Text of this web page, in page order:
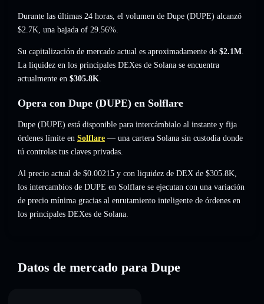
Durante las últimas 24 horas, el volumen de Dupe (DUPE) alcanzó
$2.7K, una bajada of 29.56%.
Su capitalización de mercado actual es aproximadamente de $2.1M.
La liquidez en los principales DEXes de Solana se encuentra
actualmente en $305.8K.
Opera con Dupe (DUPE) en Solflare
Dupe (DUPE) está disponible para intercámbialo al instante y fija
órdenes límite en Solflare — una cartera Solana sin custodia donde
tú controlas tus claves privadas.
Al precio actual de $0.00215 y con liquidez de DEX de $305.8K,
los intercambios de DUPE en Solflare se ejecutan con una variación
de precio mínima gracias al enrutamiento inteligente de órdenes en
los principales DEXes de Solana.
Datos de mercado para Dupe